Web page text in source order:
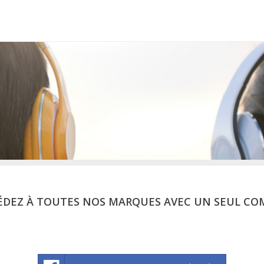
À TOUTES NOS MARQUES AVEC UN SEUL